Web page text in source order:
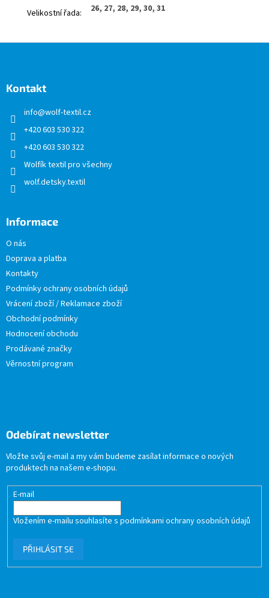
Velikostní řada: 26, 27, 28, 29, 30, 31
Kontakt
info@wolf-textil.cz
+420 603 530 322
+420 603 530 322
Wolfík textil pro všechny
wolf.detsky.textil
Informace
O nás
Doprava a platba
Kontakty
Podmínky ochrany osobních údajů
Vrácení zboží / Reklamace zboží
Obchodní podmínky
Hodnocení obchodu
Prodávané značky
Věrnostní program
Odebírat newsletter
Vložte svůj e-mail a my vám budeme zasílat informace o nových
produktech na našem e-shopu.
E-mail
Vložením e-mailu souhlasíte s podmínkami ochrany osobních údajů
PŘIHLÁSIT SE